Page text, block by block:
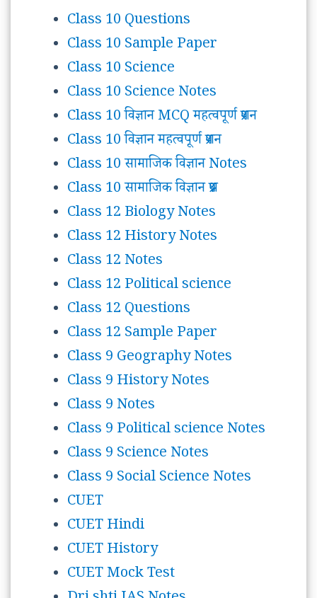
Class 10 Questions
Class 10 Sample Paper
Class 10 Science
Class 10 Science Notes
Class 10 विज्ञान MCQ महत्वपूर्ण प्रशन
Class 10 विज्ञान महत्वपूर्ण प्रशन
Class 10 सामाजिक विज्ञान Notes
Class 10 सामाजिक विज्ञान प्रश्न
Class 12 Biology Notes
Class 12 History Notes
Class 12 Notes
Class 12 Political science
Class 12 Questions
Class 12 Sample Paper
Class 9 Geography Notes
Class 9 History Notes
Class 9 Notes
Class 9 Political science Notes
Class 9 Science Notes
Class 9 Social Science Notes
CUET
CUET Hindi
CUET History
CUET Mock Test